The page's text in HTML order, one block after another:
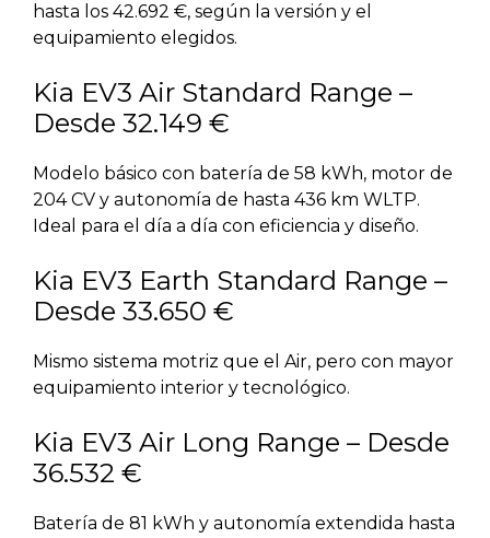
hasta los 42.692 €, según la versión y el
equipamiento elegidos.
Kia EV3 Air Standard Range –
Desde 32.149 €
Modelo básico con batería de 58 kWh, motor de
204 CV y autonomía de hasta 436 km WLTP.
Ideal para el día a día con eficiencia y diseño.
Kia EV3 Earth Standard Range –
Desde 33.650 €
Mismo sistema motriz que el Air, pero con mayor
equipamiento interior y tecnológico.
Kia EV3 Air Long Range – Desde
36.532 €
Batería de 81 kWh y autonomía extendida hasta